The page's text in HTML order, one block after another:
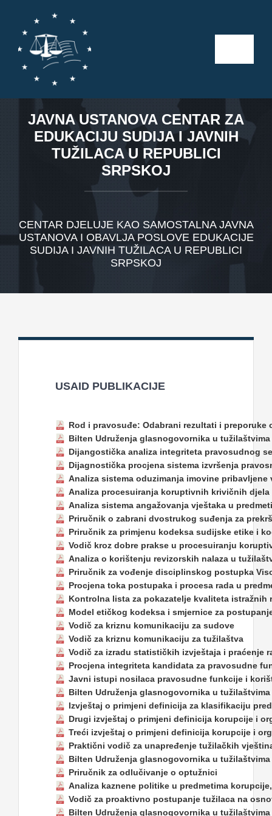
Toggle
O nama
Kalendar aktivnosti
Publikacije
JAVNA USTANOVA CENTAR ZA
EDUKACIJU SUDIJA I JAVNIH
TUŽILACA U REPUBLICI
SRPSKOJ
CENTAR DJELUJE KAO SAMOSTALNA JAVNA
USTANOVA I OBAVLJA POSLOVE EDUKACIJE
SUDIJA I JAVNIH TUŽILACA U REPUBLICI
SRPSKOJ
USAID PUBLIKACIJE
Rod i pravosuđe: Odabrani rezultati i
Bilten Udruženja glasnogovornika u tužilaštvima
Dijangostička analiza integriteta pravosudnog
Dijagnostička procjena sistema izvršenja
Analiza sistema oduzimanja imovine
Analiza procesuiranja koruptivnih krivičnih
Analiza sistema angažovanja vještaka u
Priručnik o zabrani dvostrukog suđenja za
Priručnik za primjenu kodeksa sudijske etike i
Vodič kroz dobre prakse u procesuiranju
Analiza o korištenju revizorskih nalaza u
Priručnik za vođenje disciplinskog postupka
Procjena toka postupaka i procesa rada u
Kontrolna lista za pokazatelje kvaliteta
Model etičkog kodeksa i smjernice za
Vodič za kriznu komunikaciju za sudove
Vodič za kriznu komunikaciju za tužilaštva
Vodič za izradu statističkih izvještaja i praćenje
Procjena integriteta kandidata za pravosudne
Javni istupi nosilaca pravosudne funkcije i
Bilten Udruženja glasnogovornika u tužilaštvima
Izvještaj o primjeni definicija za klasifikaciju
Drugi izvještaj o primjeni definicija korupcije i
Treći izvještaj o primjeni definicija korupcije i
Praktični vodič za unapređenje tužilačkih
Bilten Udruženja glasnogovornika u tužilaštvima
Priručnik za odlučivanje o optužnici
Analiza kaznene politike u predmetima
Vodič za proaktivno postupanje tužilaca na
Bilten Udruženja glasnogovornika u tužilaštvima